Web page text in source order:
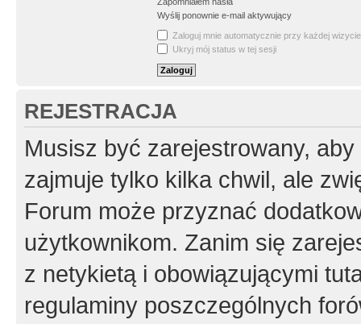
Wyślij ponownie e-mail aktywujący
Zaloguj mnie automatycznie przy każdej wizycie
Ukryj mój status w tej sesji
REJESTRACJA
Musisz być zarejestrowany,
zajmuje tylko kilka chwil, ale
Forum może przyznać
użytkownikom. Zanim się
z netykietą i obowiązującymi
regulaminy poszczególnych